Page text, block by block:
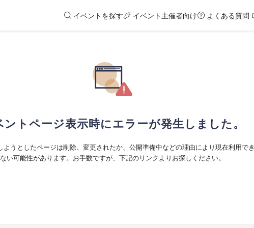
イベントを探す イベント主催者向け よくある質問
ントページ表示時にエラーが発生しました。
ようとしたページは削除、変更されたか、公開準備中などの理由により現在利用でき
ない可能性があります。お手数ですが、下記のリンクよりお探しください。